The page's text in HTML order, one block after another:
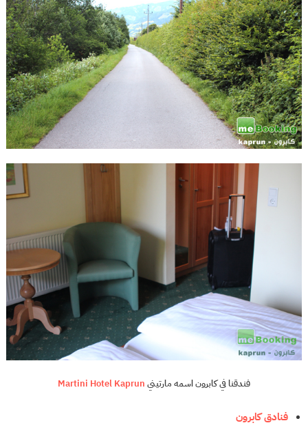
فندقنا في كابرون اسمه مارتيني Martini Hotel Kaprun
فنادق كابرون